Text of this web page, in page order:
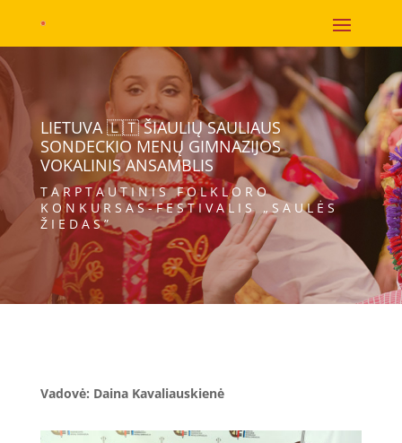
LIETUVA 🇱🇹 ŠIAULIŲ SAULIAUS
SONDECKIO MENŲ GIMNAZIJOS
VOKALINIS ANSAMBLIS
TARPTAUTINIS FOLKLORO
KONKURSAS-FESTIVALIS „SAULĖS
ŽIEDAS”
Vadovė: Daina Kavaliauskienė